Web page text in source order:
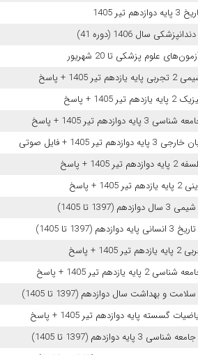
1405
سال 1406 (دوره 41)
علوم پزشکی تا 20 شهریور
1405 + پاسخ
+ پاسخ
تیر 1405 + پاسخ
1405 + فایل صوتی
+ پاسخ
+ پاسخ
تا 1405)
تا 1405)
+ پاسخ
یازدهم تیر 1405 + پاسخ
و بهداشت سال دوازدهم (1397 تا 1405)
گسسته پایه دوازدهم تیر 1405 + پاسخ
دوازدهم (1397 تا 1405)